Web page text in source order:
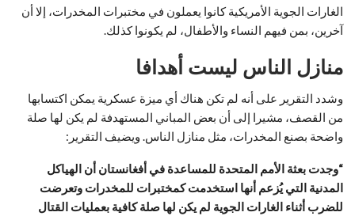
الغارات الجوية الأمريكية كانوا يعملون في مختبرات المخدرات، إلا أن
آخرين، بمن فيهم النساء والأطفال، لم يكونوا كذلك.
منازل الناس ليست أهدافا
وشدد التقرير على أنه لم تكن هناك أي ميزة عسكرية يمكن اكتسابها
من القصف، مشيرا إلى أن بعض المباني المستهدفة لم يكن لها صلة
واضحة بصنع المخدرات، مثل منازل الناس. ويضيف التقرير:
“وجدت بعثة الأمم المتحدة للمساعدة في أفغانستان أن الهياكل
المدنية التي يُزعم أنها استخدمت كمختبرات للمخدرات وتعرضت
للضرب أثناء الغارات الجوية لم يكن لها صلة كافية بعمليات القتال